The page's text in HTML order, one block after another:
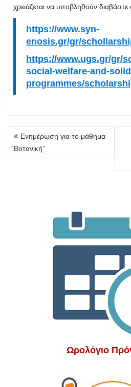
χρειάζεται να υποβληθούν
https://www.syn-
enosis.gr/gr/
https://www.ugs.gr/gr/
social-welfare-and-
programmes/
Πλοήγηση
άρθρων
Ενημέρωση για το μάθημα
“Βοτανική”
Ωρολόγιο